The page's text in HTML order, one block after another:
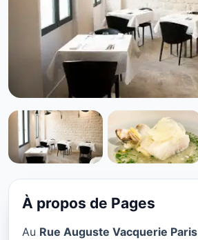
CUISINE EUROPÉENNE
Pages à Paris
★ 4.7/5
À propos de Pages
Au Rue Auguste Vacquerie Paris